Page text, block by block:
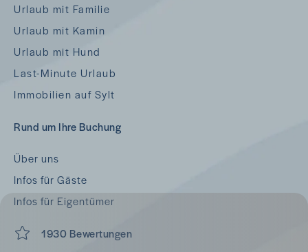
Urlaub mit Familie
Urlaub mit Kamin
Urlaub mit Hund
Last-Minute Urlaub
Immobilien auf Sylt
Rund um Ihre Buchung
Über uns
Infos für Gäste
Infos für Eigentümer
1930 Bewertungen